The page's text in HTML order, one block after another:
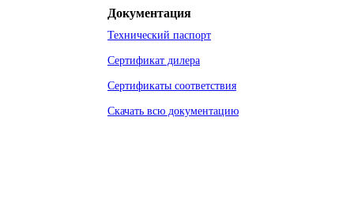
Документация
Технический паспорт
Сертификат дилера
Сертификаты соответствия
Скачать всю документацию